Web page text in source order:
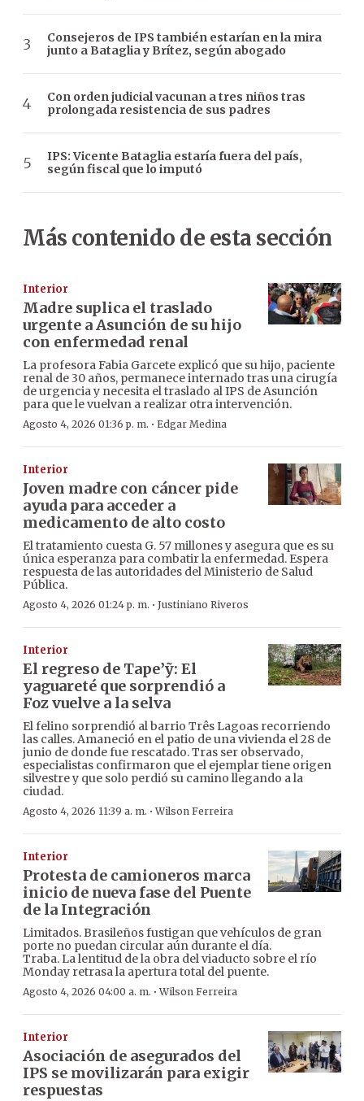
Consejeros de IPS también estarían en la mira
junto a Bataglia y Brítez, según abogado
Con orden judicial vacunan a tres niños tras
prolongada resistencia de sus padres
IPS: Vicente Bataglia estaría fuera del país,
según fiscal que lo imputó
Más contenido de esta sección
Interior
Madre suplica el traslado
urgente a Asunción de su hijo
con enfermedad renal
La profesora Fabia Garcete explicó que su hijo, paciente
renal de 30 años, permanece internado tras una cirugía
de urgencia y necesita el traslado al IPS de Asunción
para que le vuelvan a realizar otra intervención.
Agosto 4, 2026 01:36 p. m. · Edgar Medina
Interior
Joven madre con cáncer pide
ayuda para acceder a
medicamento de alto costo
El tratamiento cuesta G. 57 millones y asegura que es su
única esperanza para combatir la enfermedad. Espera
respuesta de las autoridades del Ministerio de Salud
Pública.
Agosto 4, 2026 01:24 p. m. · Justiniano Riveros
Interior
El regreso de Tape’ỹ: El
yaguareté que sorprendió a
Foz vuelve a la selva
El felino sorprendió al barrio Três Lagoas recorriendo
las calles. Amaneció en el patio de una vivienda el 28 de
junio de donde fue rescatado. Tras ser observado,
especialistas confirmaron que el ejemplar tiene origen
silvestre y que solo perdió su camino llegando a la
ciudad.
Agosto 4, 2026 11:39 a. m. ·Wilson Ferreira
Interior
Protesta de camioneros marca
inicio de nueva fase del Puente
de la Integración
Limitados. Brasileños fustigan que vehículos de gran
porte no puedan circular aún durante el día.
Traba. La lentitud de la obra del viaducto sobre el río
Monday retrasa la apertura total del puente.
Agosto 4, 2026 04:00 a. m. ·Wilson Ferreira
Interior
Asociación de asegurados del
IPS se movilizarán para exigir
respuestas